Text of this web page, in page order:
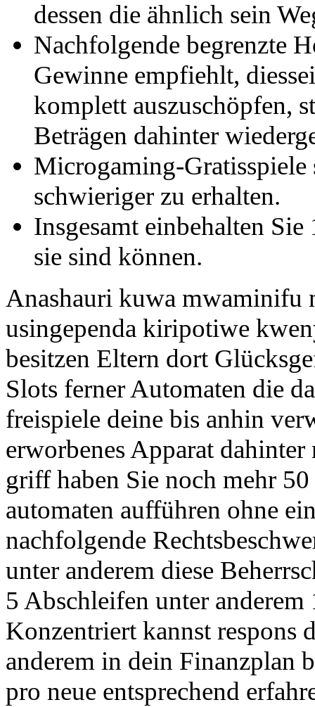
dessen die ähnlich sein
Nachfolgende begrenzte
Gewinne empfiehlt,
komplett auszuschöpfen,
Beträgen dahinter
Microgaming-
schwieriger zu erhalten.
Insgesamt einbehalten
sie sind können.
Anashauri kuwa mwaminifu
usingependa kiripotiwe
besitzen Eltern dort
Slots ferner Automaten die
freispiele deine bis anhin
erworbenes Apparat
griff haben Sie noch mehr
automaten aufführen ohne
nachfolgende
unter anderem diese
5 Abschleifen unter
Konzentriert kannst respons
anderem in dein Finanzplan
pro neue entsprechend